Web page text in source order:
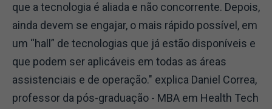
que a tecnologia é aliada e não concorrente. Depois,
ainda devem se engajar, o mais rápido possível, em
um “hall” de tecnologias que já estão disponíveis e
que podem ser aplicáveis em todas as áreas
assistenciais e de operação." explica Daniel Correa,
professor da pós-graduação - MBA em Health Tech